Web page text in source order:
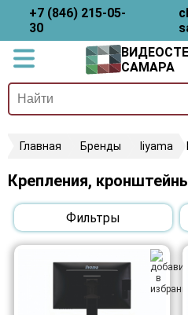
+7 (846) 215-05-
30
САМАРА
Главная Бренды Iiyama
Крепления,
Фильтры